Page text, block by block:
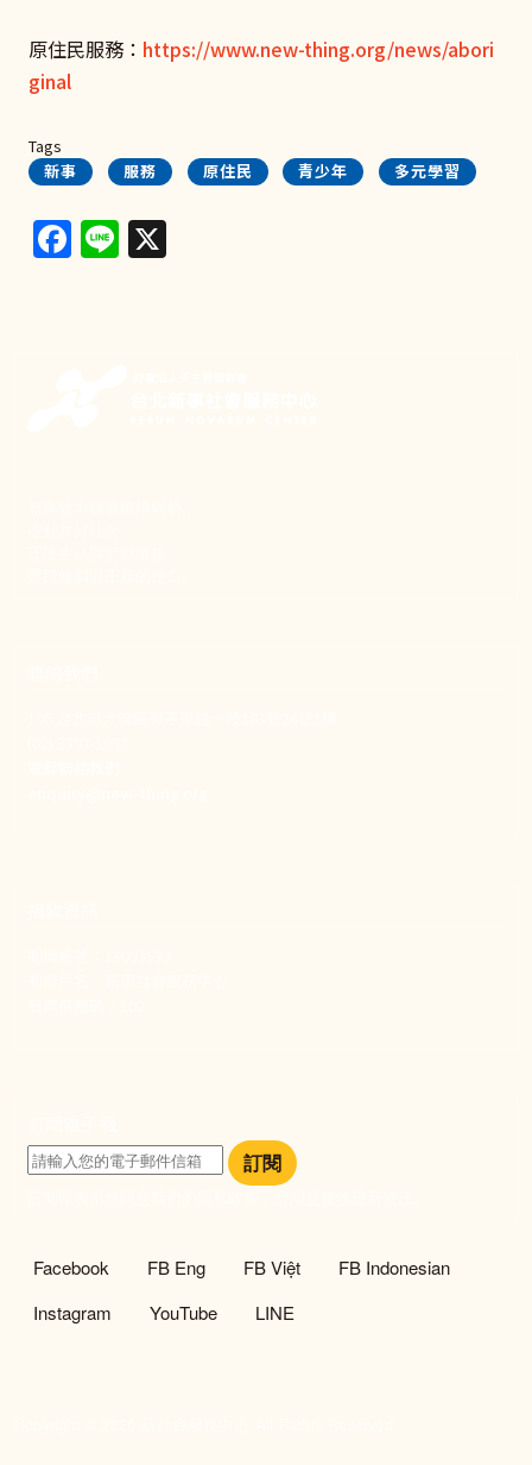
原住民服務： https://www.new-thing.org/news/abori
ginal
Tags
新事
服務 原住民 青少年 多元學習
Facebook
Line
訂閱
社群選單
Facebook FB Eng FB Việt
FB Indonesian
Instagram
YouTube LINE